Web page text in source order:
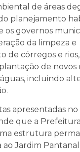
de áreas
planejamento
governos
da limpeza e
de córregos e
de novos
incluindo
apresentadas
que a
estrutura
Jardim